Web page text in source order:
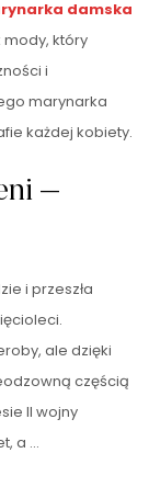
damska
mody, który
i
marynarka
każdej kobiety.
–
i przeszła
ale dzięki
częścią
II wojny
a …